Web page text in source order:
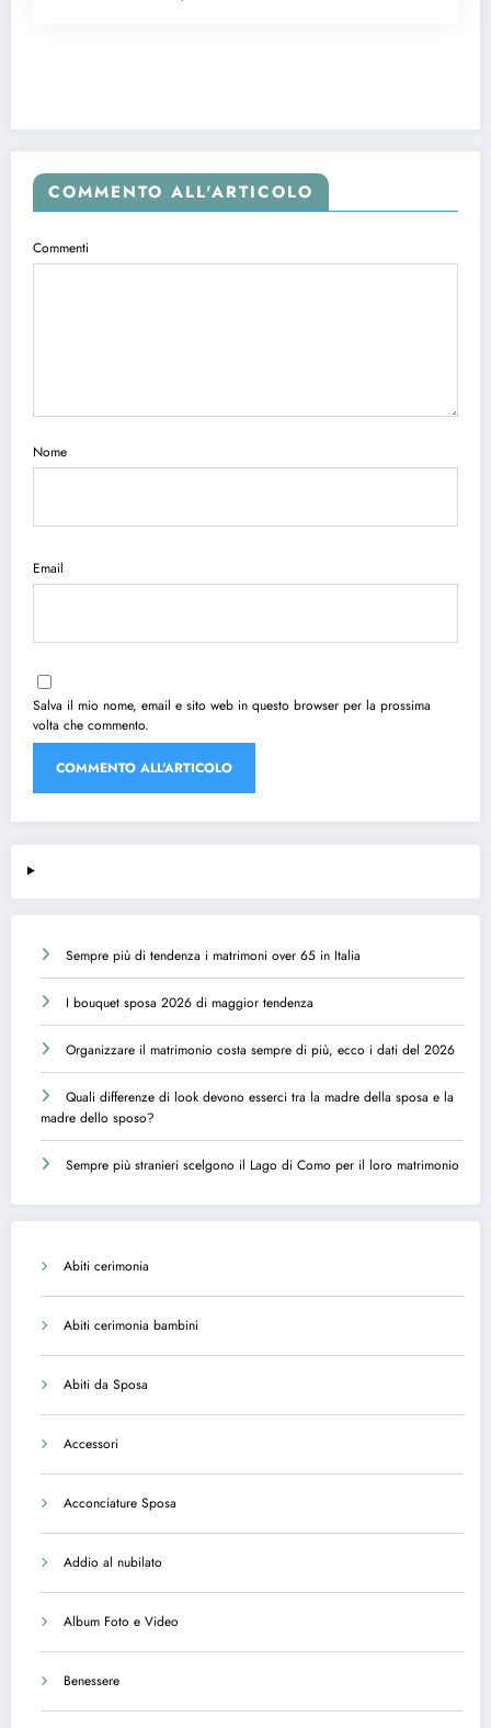
COMMENTO ALL'ARTICOLO
Commenti
Nome
Email
Salva il mio nome, email e sito web in questo browser per la prossima
volta che commento.
Sempre più di tendenza i matrimoni over 65 in Italia
I bouquet sposa 2026 di maggior tendenza
Organizzare il matrimonio costa sempre di più, ecco i dati del 2026
Quali differenze di look devono esserci tra la madre della sposa e la
madre dello sposo?
Sempre più stranieri scelgono il Lago di Como per il loro matrimonio
Abiti cerimonia
Abiti cerimonia bambini
Abiti da Sposa
Accessori
Acconciature Sposa
Addio al nubilato
Album Foto e Video
Benessere